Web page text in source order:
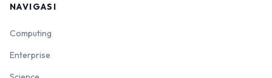
NAVIGASI
Computing
Enterprise